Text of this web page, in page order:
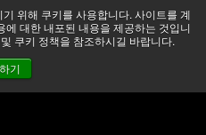
위해 쿠키를 사용합니다. 사이트를 계
대한 내포된 내용을 제공하는 것입니
쿠키 정책을 참조하시길 바랍니다.
기
시하고 있으며, 모든 서비스는
습니다. 더 읽어보기 →
문의하기